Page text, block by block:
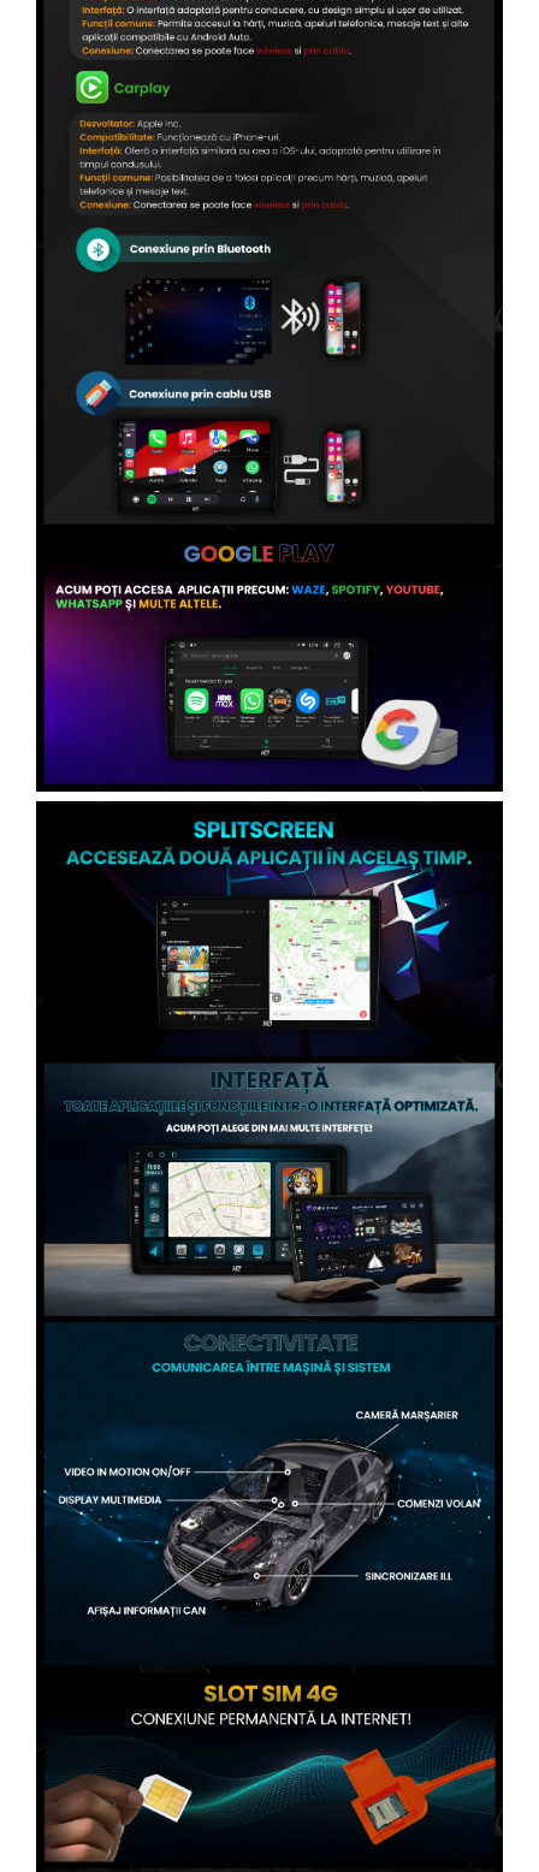
Conectică Mazda
Conectică Subaru
Conectică Iveco
Conectică Iveco
Conectică Dacia
Conectică Volvo
Conectică Smart
Conectică Chrysler
Conectică Land Rover
Conectică Ssangyong